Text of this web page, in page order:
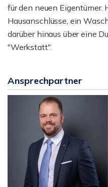
für den neuen
Hausanschlüsse, ein
darüber hinaus über eine
"Werkstatt".
Ansprechpartner